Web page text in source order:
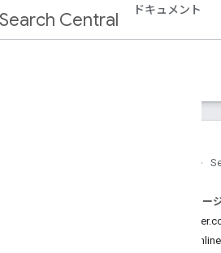
Search Central ドキュメント
数を拡大
統合してユーザー
出した方法
このペー